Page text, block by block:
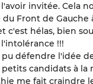
invitée. Cela
Front de Gauche
c'est hélas, bien
!!!
pu défendre l'idée
candidats à la
me fait craindre